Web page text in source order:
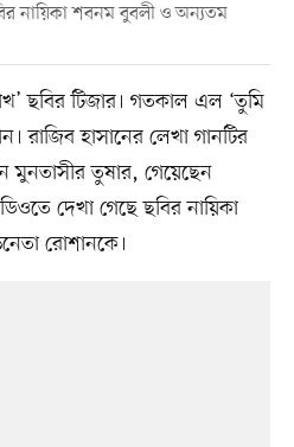
নায়িকা শবনম বুবলী ও অন্যতম
ছবির টিজার। গতকাল এল ‘তুমি
রাজিব হাসানের লেখা গানটির
তুষার, গেয়েছেন
দেখা গেছে ছবির নায়িকা
রোশানকে।